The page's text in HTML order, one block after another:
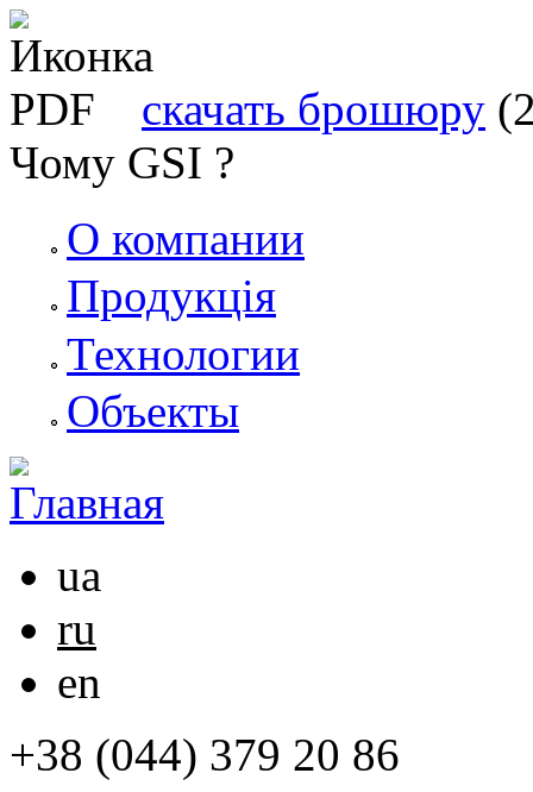
скачать брошюру
Чому GSI ?
О компании
Продукція
Технологии
Объекты
ua
ru
en
+38 (044) 379 20 86